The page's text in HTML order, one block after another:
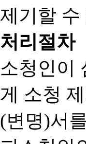
제기할 수
처리절차
소청인이
게 소청
(변명)서